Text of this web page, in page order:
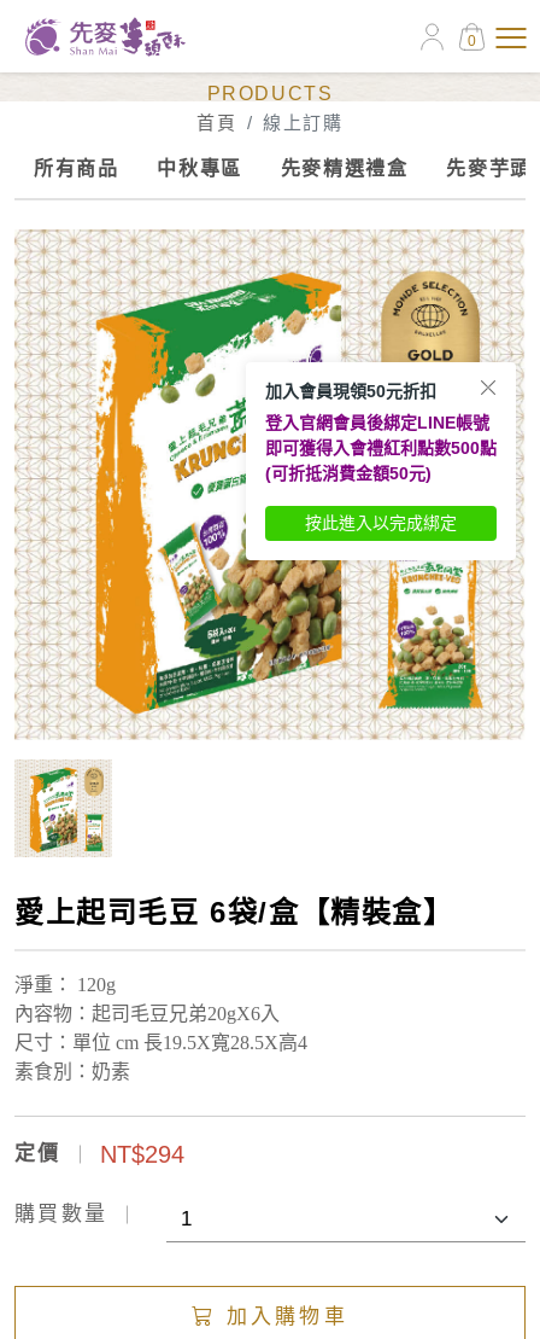
0
PRODUCTS
首頁
線上訂購
所有商品 中秋專區 先麥精選禮盒 先麥芋頭
愛上起司毛豆 6袋/盒【精裝盒】
淨重 ： 120g
內容物：起司毛豆兄弟20gX6入
尺寸：單位 cm 長19.5X寬28.5X高4
素食別：奶素
定價 NT$294
購買數量
加入購物車
加入會員現領50元折扣
登入官網會員後綁定LINE帳號
即可獲得入會禮紅利點數500點
(可折抵消費金額50元)
按此進入以完成綁定